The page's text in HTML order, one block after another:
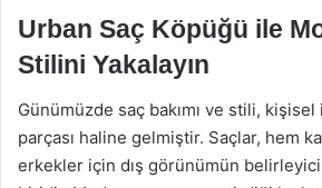
Urban Saç Köpüğü ile
Stilini Yakalayın
Günümüzde saç bakımı ve stili,
parçası haline gelmiştir. Saçlar, hem
erkekler için dış görünümün